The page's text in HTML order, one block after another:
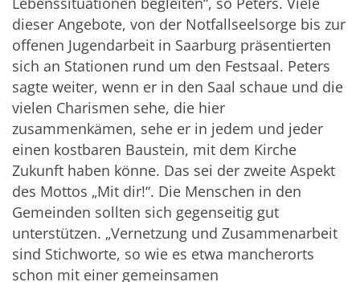
dieser Angebote, von der Notfallseelsorge bis zur
offenen Jugendarbeit in Saarburg präsentierten
sich an Stationen rund um den Festsaal. Peters
sagte weiter, wenn er in den Saal schaue und die
vielen Charismen sehe, die hier
zusammenkämen, sehe er in jedem und jeder
einen kostbaren Baustein, mit dem Kirche
Zukunft haben könne. Das sei der zweite Aspekt
des Mottos „Mit dir!“. Die Menschen in den
Gemeinden sollten sich gegenseitig gut
unterstützen. „Vernetzung und Zusammenarbeit
sind Stichworte, so wie es etwa mancherorts
schon mit einer gemeinsamen